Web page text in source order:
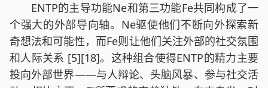
ENTP的主导功能Ne和第三功能Fe共同构成了一
个强大的外部导向轴。Ne驱使他们不断向外探索新
奇想法和可能性，而Fe则让他们关注外部的社交氛围
和人际关系 [5][18]。这种组合使得ENTP的精力主要
投向外部世界——与人辩论、头脑风暴、参与社交活